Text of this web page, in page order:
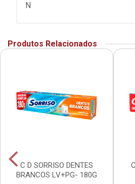
N
Produtos Relacionados
C D SORRISO DENTES
BRANCOS LV+PG- 180G